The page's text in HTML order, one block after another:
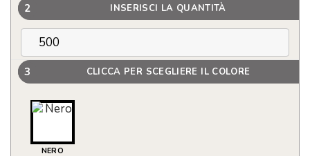
2 INSERISCI LA QUANTITÀ
3 CLICCA PER SCEGLIERE IL COLORE
NERO